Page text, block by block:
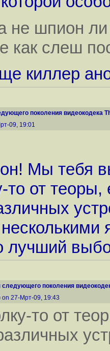
не шпион
как слеш
киллер
поколения видеокодека
09, 19:01
Мы тебя
от теоры,
лучший
поколения
on 27-Мрт-09, 19:43
то от